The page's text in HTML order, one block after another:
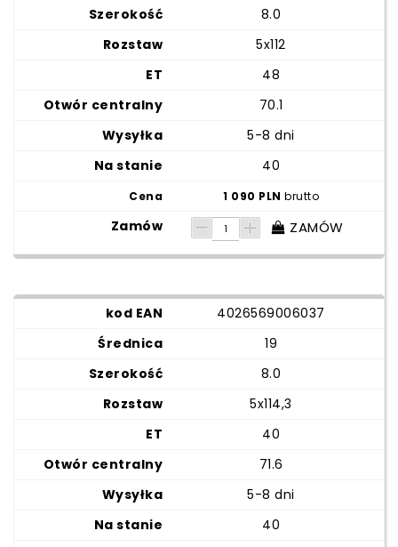
8.0
5x112
48
70.1
5-8 dni
40
1 090 PLNbrutto
ZAMÓW
4026569006037
19
8.0
5x114,3
40
71.6
5-8 dni
40